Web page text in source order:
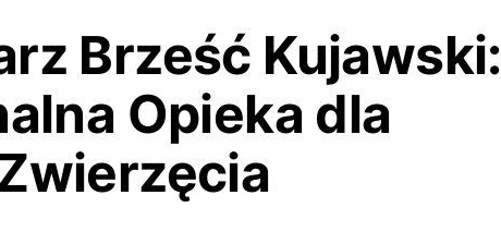
Brześć Kujawski:
Opieka dla